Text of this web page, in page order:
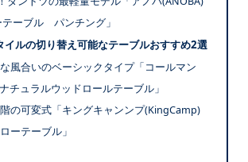
テーブル パンチング」
イルの切り替え可能なテーブルおすすめ2選
風合いのベーシックタイプ「コールマン
チュラルウッドロールテーブル」
の可変式「キングキャンンプ(KingCamp)
ーテーブル」